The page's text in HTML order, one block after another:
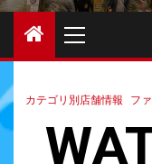
カテゴリ別店舗情報 フ